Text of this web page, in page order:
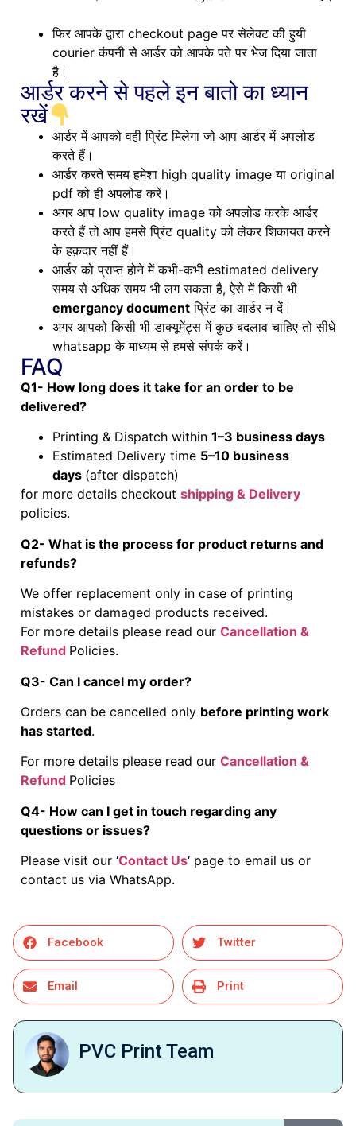
फिर आपके द्वारा checkout page पर सेलेक्ट की हुयी
courier कंपनी से आर्डर को आपके पते पर भेज दिया जाता
है।
आर्डर करने से पहले इन बातो का ध्यान
रखें
आर्डर में आपको वही प्रिंट मिलेगा जो आप आर्डर में अपलोड
करते हैं।
आर्डर करते समय हमेशा high quality image या original
pdf को ही अपलोड करें।
अगर आप low quality image को अपलोड करके आर्डर
करते हैं तो आप हमसे प्रिंट quality को लेकर शिकायत करने
के हक़दार नहीं हैं।
आर्डर को प्राप्त होने में कभी-कभी estimated delivery
समय से अधिक समय भी लग सकता है, ऐसे में किसी भी
emergancy document प्रिंट का आर्डर न दें।
अगर आपको किसी भी डाक्यूमेंट्स में कुछ बदलाव चाहिए तो सीधे
whatsapp के माध्यम से हमसे संपर्क करें।
FAQ
Q1- How long does it take for an order to be
delivered?
Printing & Dispatch within 1–3 business days
Estimated Delivery time 5–10 business
days (after dispatch)
for more details checkout shipping & Delivery
policies.
Q2- What is the process for product returns and
refunds?
We offer replacement only in case of printing
mistakes or damaged products received.
For more details please read our Cancellation &
Refund Policies.
Q3- Can I cancel my order?
Orders can be cancelled only before printing work
has started.
For more details please read our Cancellation &
Refund Policies
Q4- How can I get in touch regarding any
questions or issues?
Please visit our ‘Contact Us‘ page to email us or
contact us via WhatsApp.
Facebook Twitter
Email Print
PVC Print Team